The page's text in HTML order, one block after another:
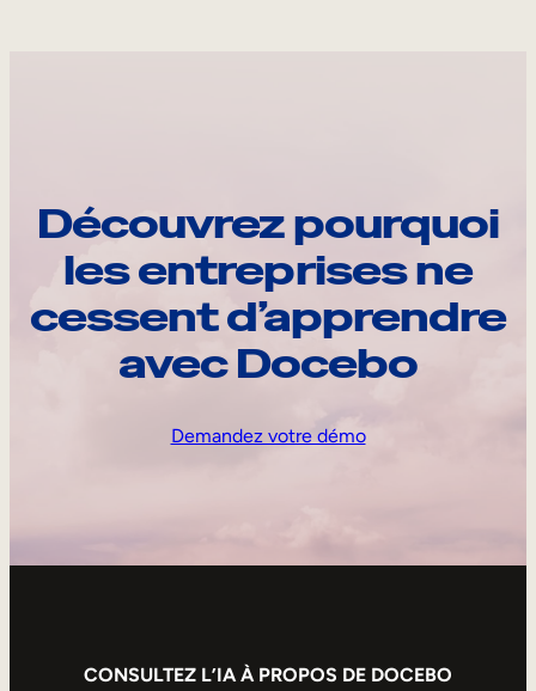
Découvrez pourquoi
les entreprises ne
cessent d’apprendre
avec Docebo
Demandez votre démo
CONSULTEZ L’IA À PROPOS DE DOCEBO